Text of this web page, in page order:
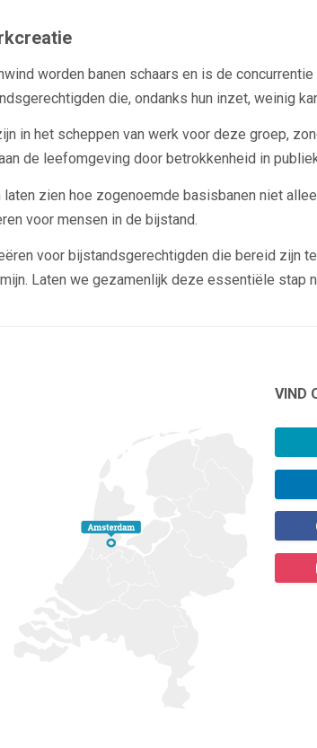
worden banen schaars en is de
die, ondanks hun inzet, weinig
in het scheppen van werk voor deze groep,
de leefomgeving door betrokkenheid in
zien hoe zogenoemde basisbanen niet
voor mensen in de bijstand.
voor bijstandsgerechtigden die bereid zijn
Laten we gezamenlijk deze essentiële stap
VIND